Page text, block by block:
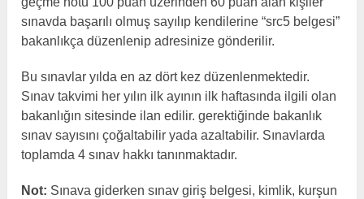
sınavda başarılı olmuş sayılıp kendilerine “src5 belgesi”
bakanlıkça düzenlenip adresinize gönderilir.
Bu sınavlar yılda en az dört kez düzenlenmektedir.
Sınav takvimi her yılın ilk ayının ilk haftasında ilgili olan
bakanlığın sitesinde ilan edilir. gerektiğinde bakanlık
sınav sayısını çoğaltabilir yada azaltabilir. Sınavlarda
toplamda 4 sınav hakkı tanınmaktadır.
Not: Sınava giderken sınav giriş belgesi, kimlik, kurşun